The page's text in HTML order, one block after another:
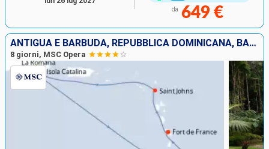
da 649 €
ANTIGUA E BARBUDA, REPUBBLICA DOMINICANA, BARBADOS, MARTINICA
8 giorni, MSC Opera